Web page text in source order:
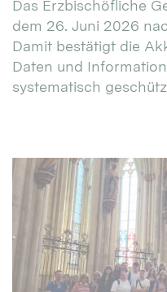
Das Erzbischöfliche
dem 26. Juni 2026
Damit bestätigt die
Daten und
systematisch